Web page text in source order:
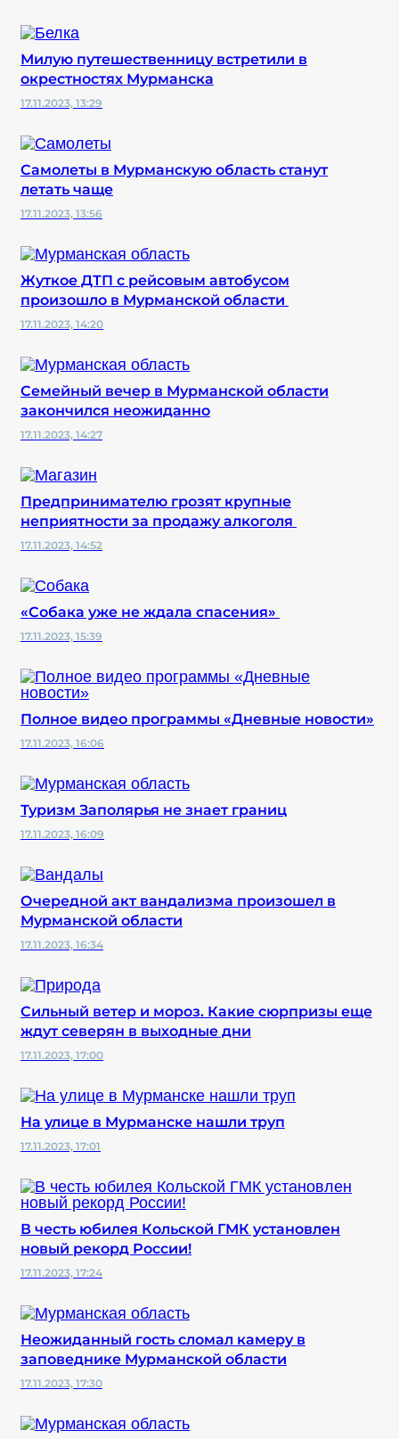
Милую путешественницу встретили в
окрестностях Мурманска
17.11.2023, 13:29
Самолеты в Мурманскую область станут
летать чаще
17.11.2023, 13:56
Жуткое ДТП с рейсовым автобусом
произошло в Мурманской области
17.11.2023, 14:20
Семейный вечер в Мурманской области
закончился неожиданно
17.11.2023, 14:27
Предпринимателю грозят крупные
неприятности за продажу алкоголя
17.11.2023, 14:52
«Собака уже не ждала спасения»
17.11.2023, 15:39
Полное видео программы «Дневные новости»
17.11.2023, 16:06
Туризм Заполярья не знает границ
17.11.2023, 16:09
Очередной акт вандализма произошел в
Мурманской области
17.11.2023, 16:34
Сильный ветер и мороз. Какие сюрпризы еще
ждут северян в выходные дни
17.11.2023, 17:00
На улице в Мурманске нашли труп
17.11.2023, 17:01
В честь юбилея Кольской ГМК установлен
новый рекорд России!
17.11.2023, 17:24
Неожиданный гость сломал камеру в
заповеднике Мурманской области
17.11.2023, 17:30